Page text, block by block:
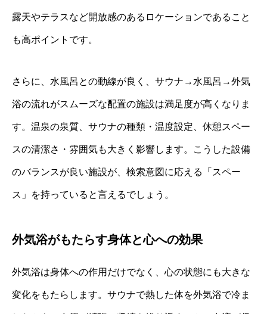
露天やテラスなど開放感のあるロケーションであること
も高ポイントです。
さらに、水風呂との動線が良く、サウナ→水風呂→外気
浴の流れがスムーズな配置の施設は満足度が高くなりま
す。温泉の泉質、サウナの種類・温度設定、休憩スペー
スの清潔さ・雰囲気も大きく影響します。こうした設備
のバランスが良い施設が、検索意図に応える「スペー
ス」を持っていると言えるでしょう。
外気浴がもたらす身体と心への効果
外気浴は身体への作用だけでなく、心の状態にも大きな
変化をもたらします。サウナで熱した体を外気浴で冷ま